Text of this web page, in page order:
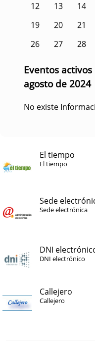
12
13 14
19
20 21
26
27 28
Eventos
agosto de 2024
No existe
El tiempo
El tiempo
Sede
Sede electrónica
DNI
DNI electrónico
Callejero
Callejero